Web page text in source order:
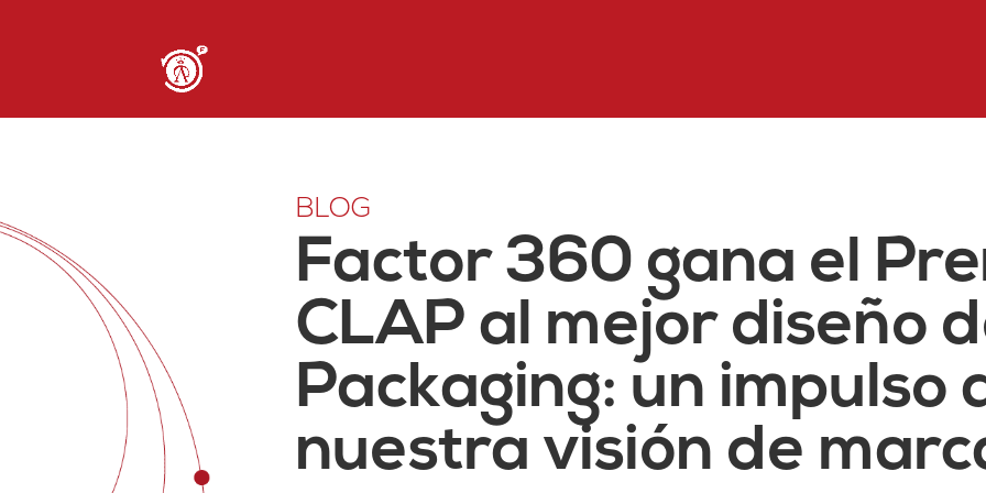
BLOG
Factor 360 gana el
CLAP al mejor diseño
Packaging: un impulso
nuestra visión de